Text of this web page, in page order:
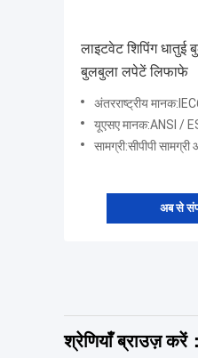
लाइटवेट शिपिंग धातुई
बुलबुला लपेटें लिफाफे
अंतरराष्ट्रीय
यूएसए मानक:ANSI /
सामग्री:सीपीपी सामग्री और
अब से
श्रेणियाँ ब्राउज़ करें：